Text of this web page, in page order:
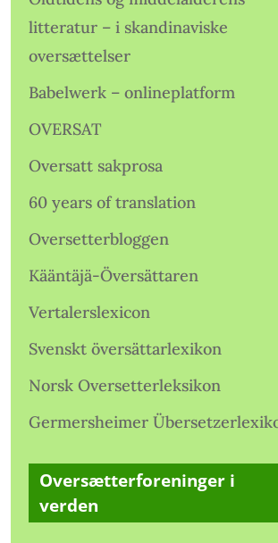
litteratur – i skandinaviske
oversættelser
Babelwerk – onlineplatform
OVERSAT
Oversatt sakprosa
60 years of translation
Oversetterbloggen
Kääntäjä-Översättaren
Vertalerslexicon
Svenskt översättarlexikon
Norsk Oversetterleksikon
Germersheimer
Oversætterforeninger i
verden